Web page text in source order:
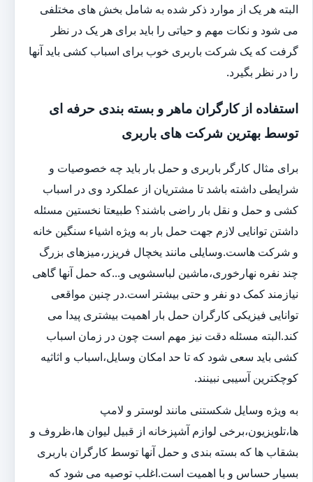
البته هر یک از موارد ذکر شده به شامل بخش های مختلفی
می شود و نکات مهم و حیاتی را باید برای هر یک در نظر
گرفت که یک شرکت باربری خوب برای اسباب کشی باید آنها
را در نظر بگیرد.
استفاده از کارگران ماهر و بسته بندی حرفه ای
توسط بهترین شرکت های باربری
برای مثال کارگر باربری و حمل بار باید چه خصوصیات و
شرایطی داشته باشد تا مشتریان از عملکرد وی در اسباب
کشی و حمل و نقل بار راضی باشند؟ طبیعتا نخستین مسئله
داشتن توانایی لازم جهت حمل بار به ویژه اشیاء سنگین خانه
و شرکت هاست.وسایلی مانند یخچال فریزر،میزهای بزرگ
چند نفره نهارخوری،ماشین لباسشویی و...که حمل آنها گاهی
نیازمند کمک دو نفر و حتی بیشتر است.در چنین مواقعی
توانایی فیزیکی کارگران حمل بار اهمیت بیشتری پیدا می
کند.البته مسئله دقت نیز مهم است چون در زمان اسباب
کشی باید سعی شود که تا حد امکان وسایل،اسباب و اثاثیه
کوچکترین آسیبی نبینند.
به ویژه وسایل شکستنی مانند لوستر و لامپ
ها،تلویزیون،برخی لوازم آشپزخانه از قبیل لیوان ها،ظروف و
بشقاب ها که بسته بندی و حمل آنها توسط کارگران باربری
بسیار حساس و با اهمیت است.اغلب توصیه می شود که